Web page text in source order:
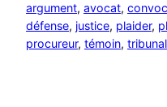
argument, avocat,
défense, justice, plaider,
procureur, témoin, tribunal